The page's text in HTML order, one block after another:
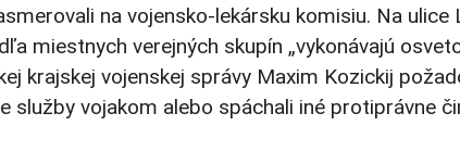
na vojensko-lekársku komisiu. Na ulice
miestnych verejných skupín „vykonávajú
krajskej vojenskej správy Maxim Kozickij
vojakom alebo spáchali iné protiprávne